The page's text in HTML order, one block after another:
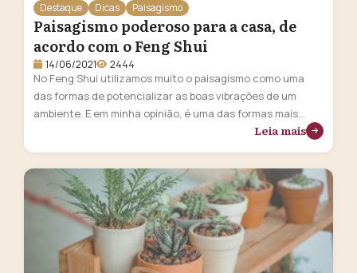
Destaque Dicas Paisagismo
Paisagismo poderoso para a casa, de
acordo com o Feng Shui
14/06/2021 2444
No Feng Shui utilizamos muito o paisagismo como uma
das formas de potencializar as boas vibrações de um
ambiente. E em minha opinião, é uma das formas mais
incríveis e poderosas! Com o paisagismo certo você pode
Quem não se sente bem rodeado por …Continua
Leia mais